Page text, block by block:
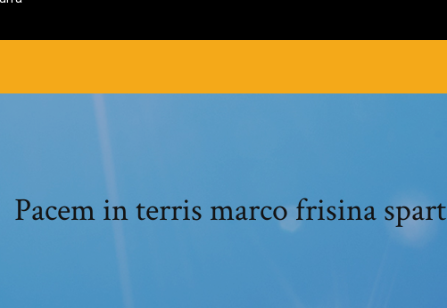
Pacem in terris marco frisina